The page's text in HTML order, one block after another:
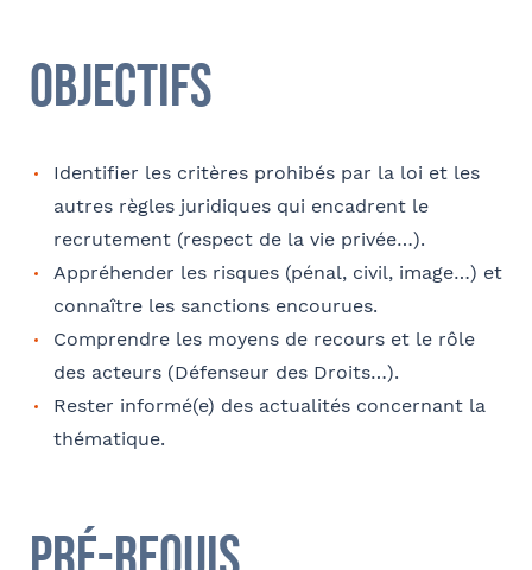
Objectifs
Identifier les critères prohibés par la loi et les
autres règles juridiques qui encadrent le
recrutement (respect de la vie privée…).
Appréhender les risques (pénal, civil, image…) et
connaître les sanctions encourues.
Comprendre les moyens de recours et le rôle
des acteurs (Défenseur des Droits…).
Rester informé(e) des actualités concernant la
thématique.
Comment avez-vous connu le cabinet / la formation ?
Internet